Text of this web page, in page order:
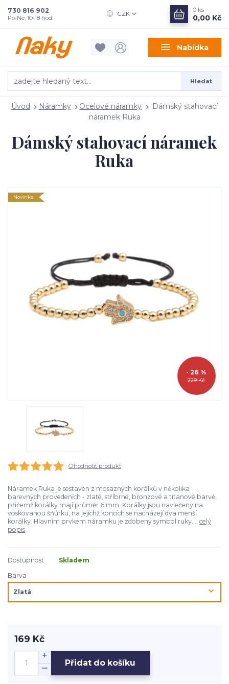
Nabídka
CZK
Hledat
730 816 902
Po-Ne, 10-18 hod.
0 ks
0,00 Kč
Úvod Náramky Ocelové náramky
Dámský stahovací
náramek Ruka
Dámský stahovací náramek
Ruka
Novinka
229 Kč
- 26 %
Ohodnotit produkt
Náramek Ruka je sestaven z mosazných korálků v několika
barevných provedeních - zlaté, stříbrné, bronzové a titanové barvě,
přičemž korálky mají průměr 6 mm. Korálky jsou navlečeny na
voskovanou šňůrku, na jejíchž koncích se nacházejí dva menší
korálky. Hlavním prvkem náramku je zdobený symbol ruky.... celý
popis
Dostupnost
Skladem
Barva
169 Kč
Přidat do košíku